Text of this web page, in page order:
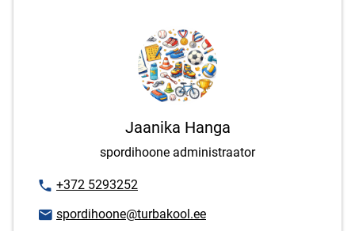
Jaanika Hanga
spordihoone administraator
Номер телефона
+372 5293252
E-mail адрес
spordihoone@turbakool.ee